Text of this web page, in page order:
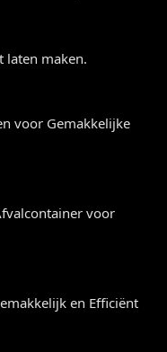
laten maken.
voor Gemakkelijke
voor
en Efficiënt